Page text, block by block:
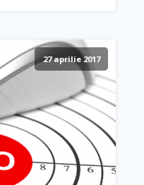
27 aprilie 2017